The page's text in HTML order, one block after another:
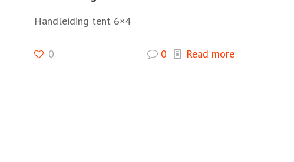
Handleiding tent 6×4
0 0 Read more